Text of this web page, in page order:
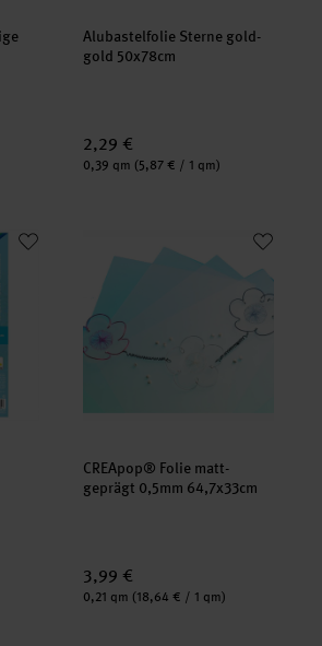
Alubastelfolie Sterne gold-
gold 50x78cm
2,29 €
Inhalt:
0,39 qm (5,87 € / 1 qm)
5 StückCREApop® Folie matt-geprägt
CREApop® Folie matt-
geprägt 0,5mm 64,7x33cm
3,99 €
Inhalt:
0,21 qm (18,64 € / 1 qm)